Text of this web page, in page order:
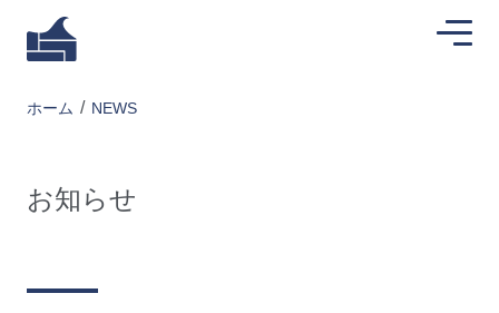
ホーム NEWS
お知らせ